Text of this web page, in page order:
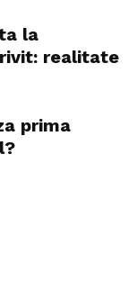
la
realitate
prima